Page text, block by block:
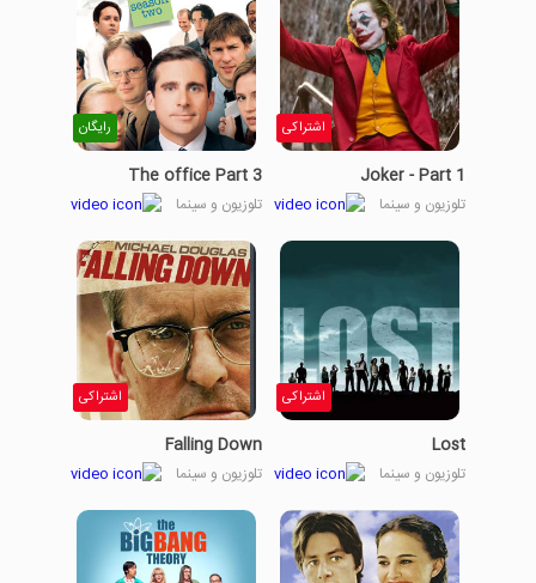
اشتراکی
Joker - Part 1
تلوزیون و سینما
رایگان
The office Part 3
تلوزیون و سینما
اشتراکی
Lost
تلوزیون و سینما
اشتراکی
Falling Down
تلوزیون و سینما